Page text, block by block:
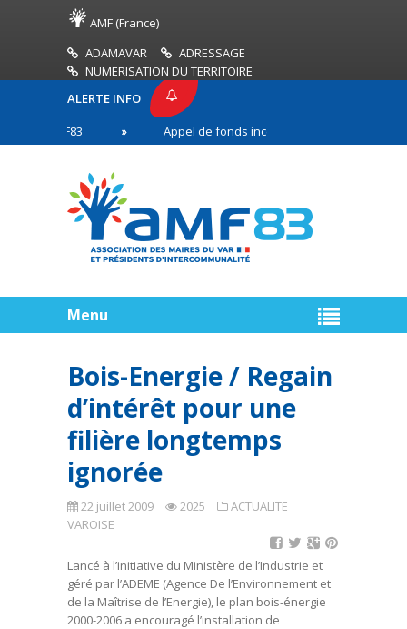
AMF (France)
ADAMAVAR
ADRESSAGE
NUMERISATION DU TERRITOIRE
ALERTE INFO
Appel de fonds incendies de forêt
ligne
Menu
Bois-Energie / Regain
d’intérêt pour une
filière longtemps
ignorée
22 juillet 2009 2025
ACTUALITE
VAROISE
Lancé à l’initiative du Ministère de l’Industrie et
géré par l’ADEME (Agence De l’Environnement et
de la Maîtrise de l’Energie), le plan bois-énergie
2000-2006 a encouragé l’installation de